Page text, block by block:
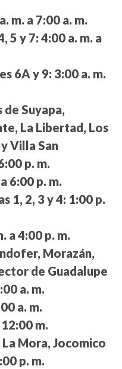
m. a 7:00 a. m.
5 y 7: 4:00 a. m. a
6A y 9: 3:00 a. m.
Suyapa,
La Libertad, Los
Villa San
p. m.
6:00 p. m.
1, 2, 3 y 4: 1:00 p.
a 4:00 p. m.
Morazán,
de Guadalupe
a. m.
a. m.
m.
Mora, Jocomico
p. m.